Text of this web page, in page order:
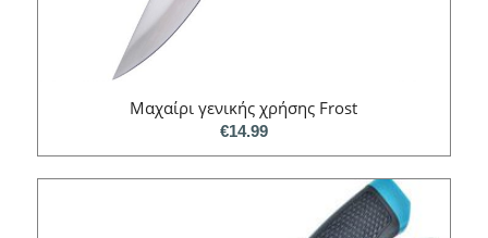
Μαχαίρι γενικής χρήσης Frost
€14.99